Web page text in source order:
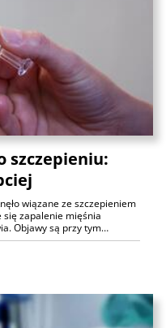
szczepieniu:
wiązane ze szczepieniem
się zapalenie mięśnia
Objawy są przy tym…